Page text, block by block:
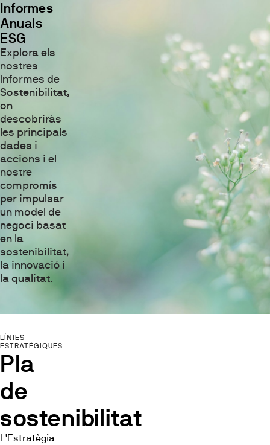
Informes
Anuals
ESG
Explora els
nostres
Informes de
Sostenibilitat,
on
descobriràs
les principals
dades i
accions i el
nostre
compromís
per impulsar
un model de
negoci basat
en la
sostenibilitat,
la innovació i
la qualitat.
LÍNIES
ESTRATÈGIQUES
Pla
de
sostenibilitat
L'Estratègia